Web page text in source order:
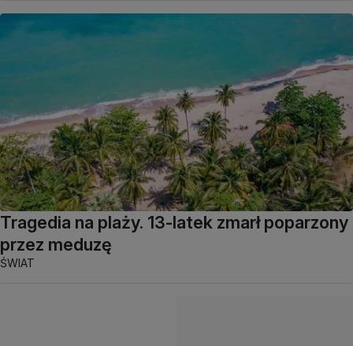
Tragedia na plaży. 13-latek zmarł poparzony
przez meduzę
ŚWIAT